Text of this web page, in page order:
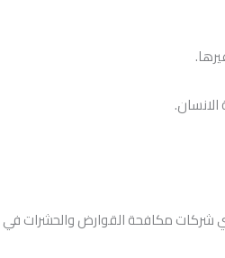
شركات مكافحة القوارض والحشرات في